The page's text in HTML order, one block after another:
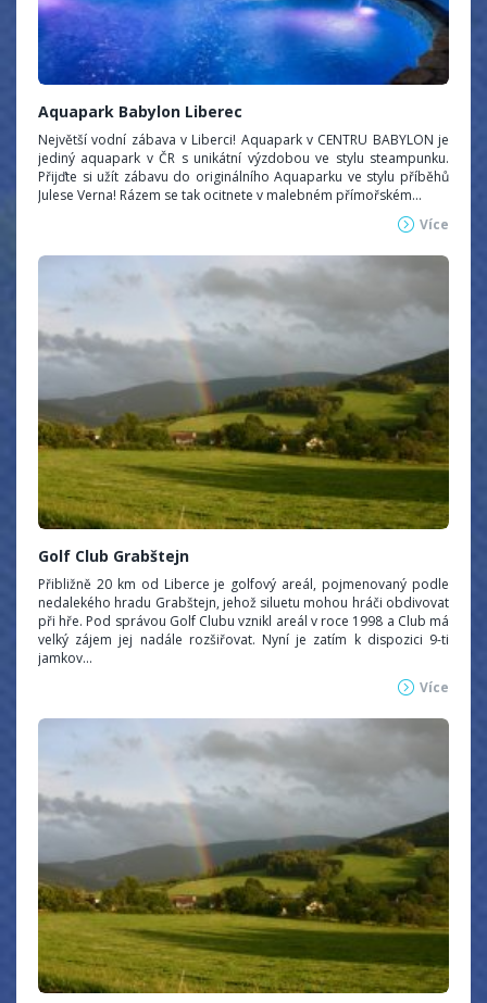
Aquapark Babylon Liberec
Největší vodní zábava v Liberci! Aquapark v CENTRU BABYLON je
jediný aquapark v ČR s unikátní výzdobou ve stylu steampunku.
Přijďte si užít zábavu do originálního Aquaparku ve stylu příběhů
Julese Verna! Rázem se tak ocitnete v malebném přímořském...
Více
Golf Club Grabštejn
Přibližně 20 km od Liberce je golfový areál, pojmenovaný podle
nedalekého hradu Grabštejn, jehož siluetu mohou hráči obdivovat
při hře. Pod správou Golf Clubu vznikl areál v roce 1998 a Club má
velký zájem jej nadále rozšiřovat. Nyní je zatím k dispozici 9-ti
jamkov...
Více